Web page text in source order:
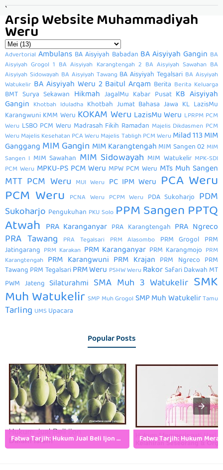
`
Arsip Website Muhammadiyah
Weru
Advertorial Ambulans BA Aisyiyah Babadan BA Aisyiyah Gangin BA
Aisyiyah Grogol 1 BA Aisyiyah Karangtengah 2 BA Aisyiyah Sawahan BA
Aisyiyah Sidowayah BA Aisyiyah Tawang BA Aisyiyah Tegalsari BA Aisyiyah
Watukelir BA Aisyiyah Weru 2 Baitul Arqam Berita Berita Keluarga
BMT Surya Sekawan Hikmah JagalMu Kabar Pusat KB Aisyiyah
Gangin Khotbah Iduladha Khotbah Jumat Bahasa Jawa KL LazisMu
Karangwuni KMM Weru KOKAM Weru LazisMu Weru LPRPM PCM
Weru LSBO PCM Weru Madrasah Fikih Ramadan Majelis Dikdasmen PCM
WeruMajelis Kesehatan PCA WeruMajelis Tabligh PCM WeruMilad 113MIM
Ganggang MIM Gangin MIM Karangtengah MIM Sangen 02 MIM
Sangen I MIM Sawahan MIM Sidowayah MIM Watukelir MPK-SDI
PCM Weru MPKU-PS PCM Weru MPW PCM Weru MTs Muh Sangen
MTT PCM Weru MUI Weru PC IPM Weru PCA Weru
PCM Weru PCNA Weru PCPM Weru PDA Sukoharjo PDM
Sukoharjo Pengukuhan PKU Solo PPM Sangen PPTQ
Atwah PRA Karanganyar PRA Karangtengah PRA Ngreco
PRA Tawang PRA Tegalsari PRM Alasombo PRM Grogol PRM
Jatingarang PRM Karakan PRM Karanganyar PRM Karangmojo PRM
Karangtengah PRM Karangwuni PRM Krajan PRM Ngreco PRM
Tawang PRM TegalsariPRM Weru PSHW WeruRakorSafari Dakwah MT
PWM Jateng Silaturahmi SMA Muh 3 Watukelir SMK
Muh Watukelir SMP Muh Grogol SMP Muh WatukelirTamu
Tarling UMS Upacara
Popular Posts
Fatwa Tarjih: Hukum Jual Beli Ijon dalam Islam